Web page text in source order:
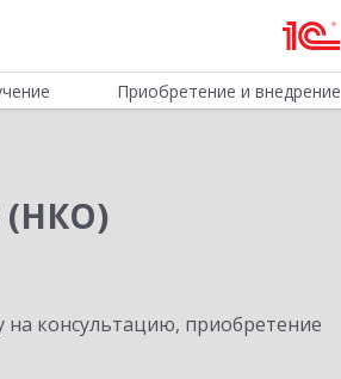
Приобретение и внедрение
(НКО)
консультацию, приобретение